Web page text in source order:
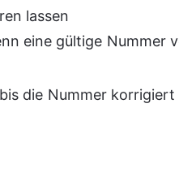
lassen
eine gültige Nummer
die Nummer